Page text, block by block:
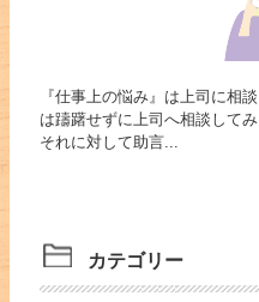
『仕事上の悩み』は上司に相
は躊躇せずに上司へ相談して
それに対して助言...
カテゴリー